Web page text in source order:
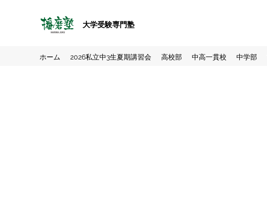
大学受験専門塾
ホーム 2026私立中3生夏期講習会 高校部 中高一貫校 中学部